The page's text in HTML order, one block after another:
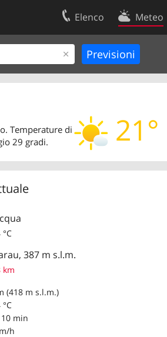
Elenco Meteo
21°
Temperature di
29 gradi.
387 m s.l.m.
km
(418 m s.l.m.)
min
h
Contatti
Condizioni d’uso